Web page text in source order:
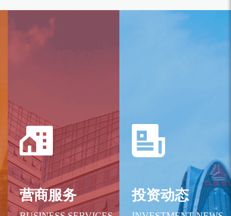
营商服务 投资动态